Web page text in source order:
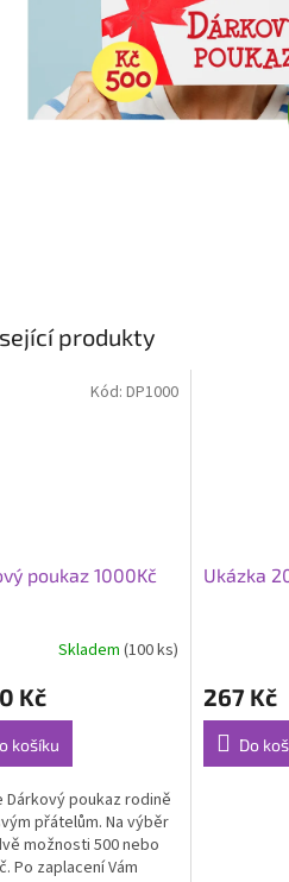
produkty
poukaz 1000Kč
Skladem (100 ks)
Kč
košíku
Dárkový poukaz rodině
přátelům. Na výběr
možnosti 500 nebo
Po zaplacení Vám
Kód: DP1000
Ukázka
267 Kč
Do